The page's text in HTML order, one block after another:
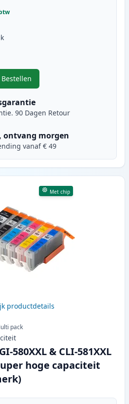
aan te passen
Bestellen
,10 stuks Canon PGI-580XXL &
90 Dagen Retour
ontvang morgen
vanaf € 49
Met chip
productdetails
pack
580XXL & CLI-581XXL
hoge capaciteit